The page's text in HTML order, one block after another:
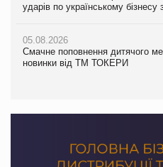
ударів по українському
05.08.2026
Смачне поповнення дитячого
новинки від ТМ ТОКЕРИ
PrivateLabel&FMCG Master 2026
04.08.2026
Через атаку РФ у Дніпрі
Millennium